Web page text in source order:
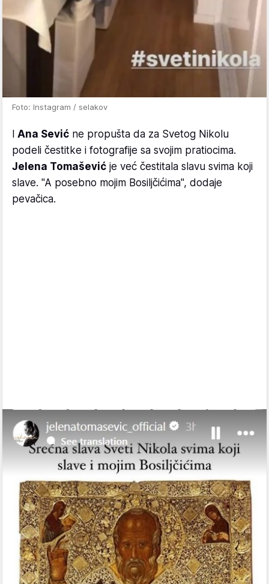
Foto: Instagram / selakov
Ana Sević ne propušta da za Svetog Nikolu
podeli čestitke i fotografije sa svojim pratiocima.
Jelena Tomašević je već čestitala slavu svima koji
slave. "A posebno mojim Bosiljčićima", dodaje
pevačica.